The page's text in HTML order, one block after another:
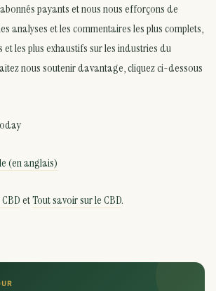
payants et nous nous efforçons de
analyses et les commentaires les plus complets,
et les plus exhaustifs sur les industries du
nous soutenir davantage, cliquez ci-dessous
(en anglais)
etTout savoir sur le CBD.